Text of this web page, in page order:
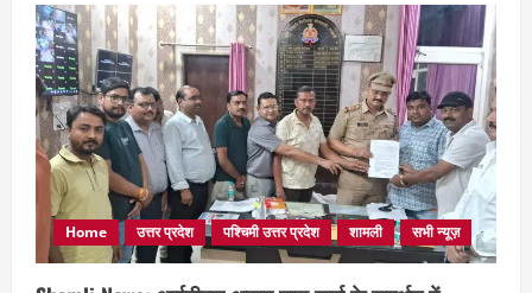
Encounter:
खुर्जा
तिहरे
हत्याकांड
का
मुख्य
आरोपी
जीतू
सैनी
ढेर
Home उत्तर प्रदेश पश्चिमी उत्तर प्रदेश शामली सभी न्यूज़